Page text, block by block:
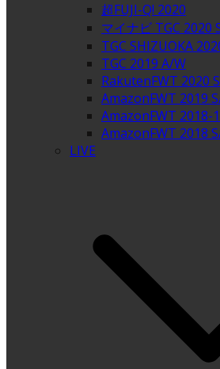
超FUJI-Q! 2020
マイナビ TGC 2020
TGC SHIZUOKA
TGC 2019 A/W
RakutenFWT 2020
AmazonFWT 2019
AmazonFWT 2018-
AmazonFWT 2018
LIVE